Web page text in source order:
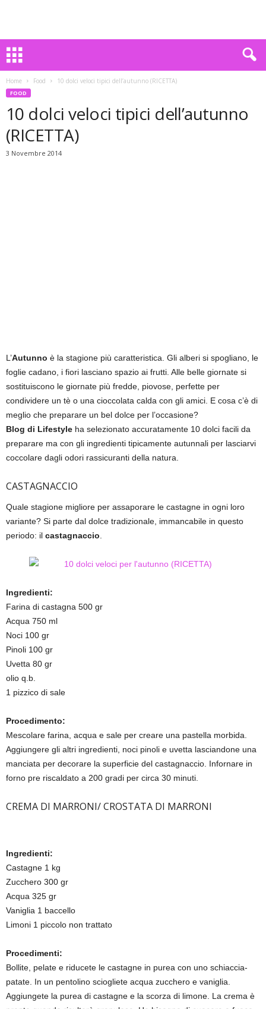
Home Food 10 dolci veloci tipici dell’autunno (RICETTA)
FOOD
10 dolci veloci tipici dell’autunno
(RICETTA)
3 Novembre 2014
L’Autunno è la stagione più caratteristica. Gli alberi si spogliano, le
foglie cadano, i fiori lasciano spazio ai frutti. Alle belle giornate si
sostituiscono le giornate più fredde, piovose, perfette per
condividere un tè o una cioccolata calda con gli amici. E cosa c’è di
meglio che preparare un bel dolce per l’occasione?
Blog di Lifestyle ha selezionato accuratamente 10 dolci facili da
preparare ma con gli ingredienti tipicamente autunnali per lasciarvi
coccolare dagli odori rassicuranti della natura.
CASTAGNACCIO
Quale stagione migliore per assaporare le castagne in ogni loro
variante? Si parte dal dolce tradizionale, immancabile in questo
periodo: il castagnaccio
Ingredienti:
Farina di castagna 500 gr
Acqua 750 ml
Noci 100 gr
Pinoli 100 gr
Uvetta 80 gr
olio q.b.
1 pizzico di sale
Procedimento:
Mescolare farina, acqua e sale per creare una pastella morbida.
Aggiungere gli altri ingredienti, noci pinoli e uvetta lasciandone una
manciata per decorare la superficie del castagnaccio. Infornare in
forno pre riscaldato a 200 gradi per circa 30 minuti.
CREMA DI MARRONI/ CROSTATA DI MARRONI
Ingredienti:
Castagne 1 kg
Zucchero 300 gr
Acqua 325 gr
Vaniglia 1 baccello
Limoni 1 piccolo non trattato
Procedimenti:
Bollite, pelate e riducete le castagne in purea con uno schiaccia-
patate. In un pentolino sciogliete acqua zucchero e vaniglia.
Aggiungete la purea di castagne e la scorza di limone. La crema è